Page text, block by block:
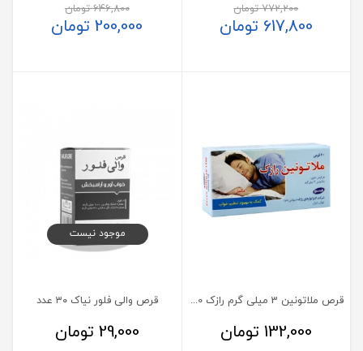
772,200تومان
617,800 تومان
646,800تومان
200,000تومان
قرص ملاتونین 3 میلی گرم رازک 60 عدد
132,000 تومان
موجود نیست
قرص والی فلور نیاک ۳۰ عدد
29,000 تومان